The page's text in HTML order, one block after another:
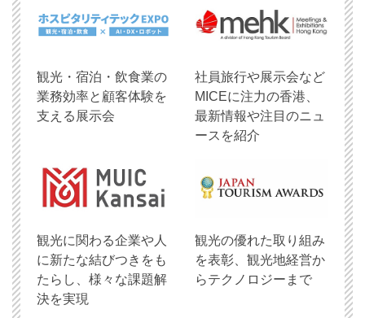
観光・宿泊・飲食業の
業務効率と顧客体験を
支える展示会
社員旅行や展示会など
MICEに注力の香港、
最新情報や注目のニュ
ースを紹介
観光に関わる企業や人
に新たな結びつきをも
たらし、様々な課題解
決を実現
観光の優れた取り組み
を表彰、観光地経営か
らテクノロジーまで